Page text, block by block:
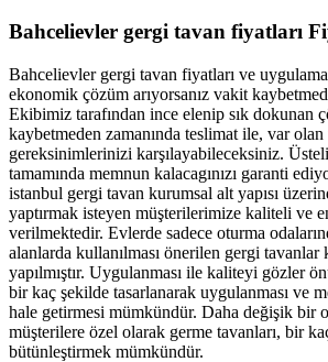
Bahcelievler gergi tavan fiyatları
Bahcelievler gergi tavan fiyatları ve
ekonomik çözüm arıyorsanız vakit
Ekibimiz tarafından ince elenip sık dokunan
kaybetmeden zamanında teslimat ile, var
gereksinimlerinizi karşılayabileceksiniz.
tamamında memnun kalacagınızı garanti
istanbul gergi tavan kurumsal alt yapısı
yaptırmak isteyen müşterilerimize kaliteli ve
verilmektedir. Evlerde sadece oturma
alanlarda kullanılması önerilen gergi
yapılmıştır. Uygulanması ile kaliteyi gözler
bir kaç şekilde tasarlanarak uygulanması ve
hale getirmesi mümkündür. Daha değişik bir
müşterilere özel olarak germe tavanları, bir
bütünleştirmek mümkündür.